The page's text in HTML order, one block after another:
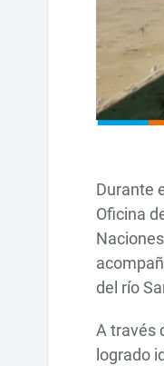
Durante
Oficina
del río
A través
logrado